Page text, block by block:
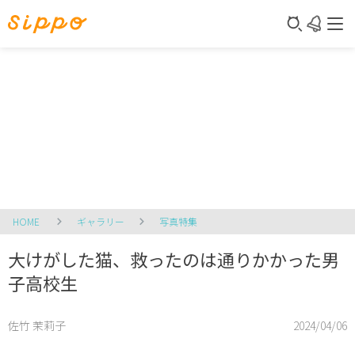
HOME ギャラリー 写真特集
大けがした猫、救ったのは通りかかった男
子高校生
佐竹 茉莉子 2024/04/06